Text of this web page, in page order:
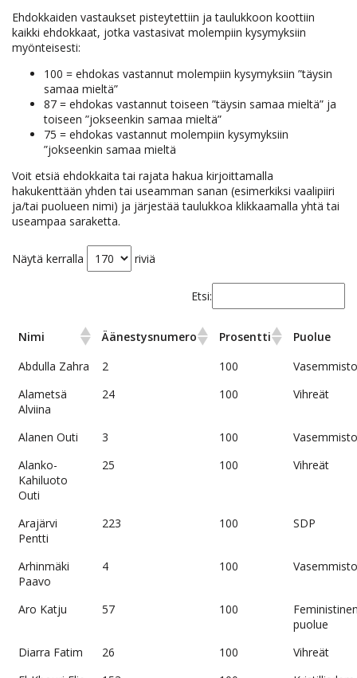
Ehdokkaiden vastaukset pisteytettiin ja taulukkoon koottiin
kaikki ehdokkaat, jotka vastasivat molempiin kysymyksiin
myönteisesti:
100 = ehdokas vastannut molempiin kysymyksiin ”täysin
samaa mieltä”
87 = ehdokas vastannut toiseen ”täysin samaa mieltä” ja
toiseen ”jokseenkin samaa mieltä”
75 = ehdokas vastannut molempiin kysymyksiin
”jokseenkin samaa mieltä
Voit etsiä ehdokkaita tai rajata hakua kirjoittamalla
hakukenttään yhden tai useamman sanan (esimerkiksi vaalipiiri
ja/tai puolueen nimi) ja järjestää taulukkoa klikkaamalla yhtä tai
useampaa saraketta.
Näytä kerralla riviä
Etsi:
Nimi Äänestysnumero Prosentti
Puolue
Abdulla Zahra
2 100
Alametsä
Alviina
24 100 Vihreät
Alanen Outi 3 100
Alanko-
Kahiluoto
Outi
25 100 Vihreät
Arajärvi
Pentti
223 100 SDP
Arhinmäki
Paavo
4 100
Aro Katju 57 100
puolue
Diarra Fatim
26 100
Vihreät